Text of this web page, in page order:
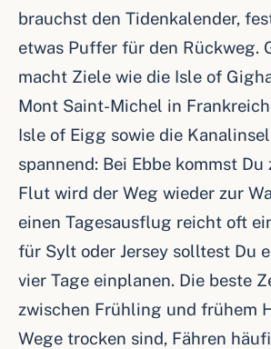
brauchst den Tidenkalender,
etwas Puffer für den Rückweg.
macht Ziele wie die Isle of
Mont Saint-Michel in
Isle of Eigg sowie die
spannend: Bei Ebbe kommst Du
Flut wird der Weg wieder zur
einen Tagesausflug reicht oft
für Sylt oder Jersey solltest Du
vier Tage einplanen. Die beste
zwischen Frühling und frühem
Wege trocken sind, Fähren